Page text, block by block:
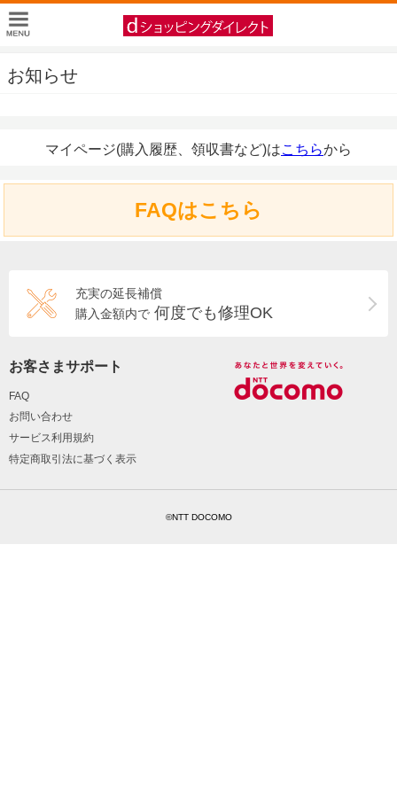
お知らせ
マイページ(購入履歴、領収書など)はこちらから
FAQはこちら
充実の延長補償
購入金額内で 何度でも修理OK
お客さまサポート
FAQ
お問い合わせ
サービス利用規約
特定商取引法に基づく表示
©NTT DOCOMO